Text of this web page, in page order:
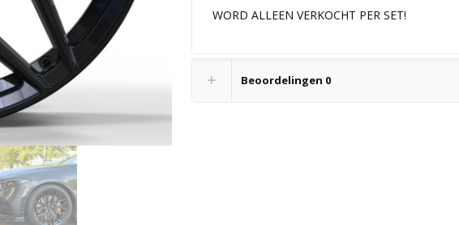
aantalWORD ALLEEN VERKOCHT PER SET!
Beoordelingen 0